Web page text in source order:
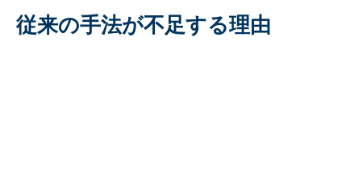
従来の手法が不足する理由